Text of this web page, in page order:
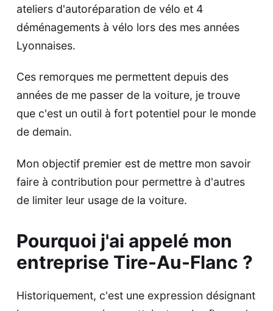
ateliers d'autoréparation de vélo et 4
déménagements à vélo lors des mes années
Lyonnaises.
Ces remorques me permettent depuis des
années de me passer de la voiture, je trouve
que c'est un outil à fort potentiel pour le monde
de demain.
Mon objectif premier est de mettre mon savoir
faire à contribution pour permettre à d'autres
de limiter leur usage de la voiture.
Pourquoi j'ai appelé mon
entreprise Tire-Au-Flanc ?
Historiquement, c'est une expression désignant